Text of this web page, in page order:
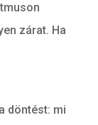
zárat. Ha
döntést: mi